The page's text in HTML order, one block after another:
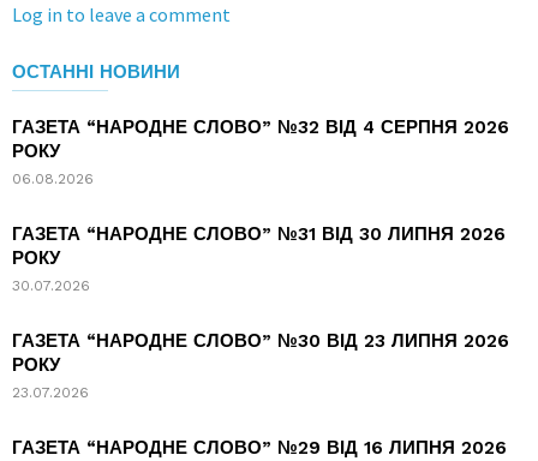
Log in to leave a comment
ОСТАННІ НОВИНИ
ГАЗЕТА “НАРОДНЕ СЛОВО” №32 ВІД 4 СЕРПНЯ 2026
РОКУ
06.08.2026
ГАЗЕТА “НАРОДНЕ СЛОВО” №31 ВІД 30 ЛИПНЯ 2026
РОКУ
30.07.2026
ГАЗЕТА “НАРОДНЕ СЛОВО” №30 ВІД 23 ЛИПНЯ 2026
РОКУ
23.07.2026
ГАЗЕТА “НАРОДНЕ СЛОВО” №29 ВІД 16 ЛИПНЯ 2026